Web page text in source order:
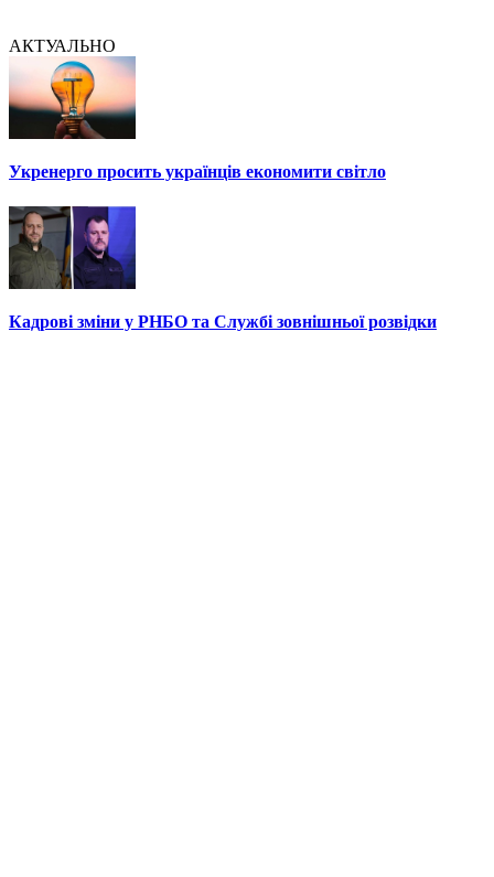
АКТУАЛЬНО
Укренерго просить українців економити світло
Кадрові зміни у РНБО та Службі зовнішньої розвідки